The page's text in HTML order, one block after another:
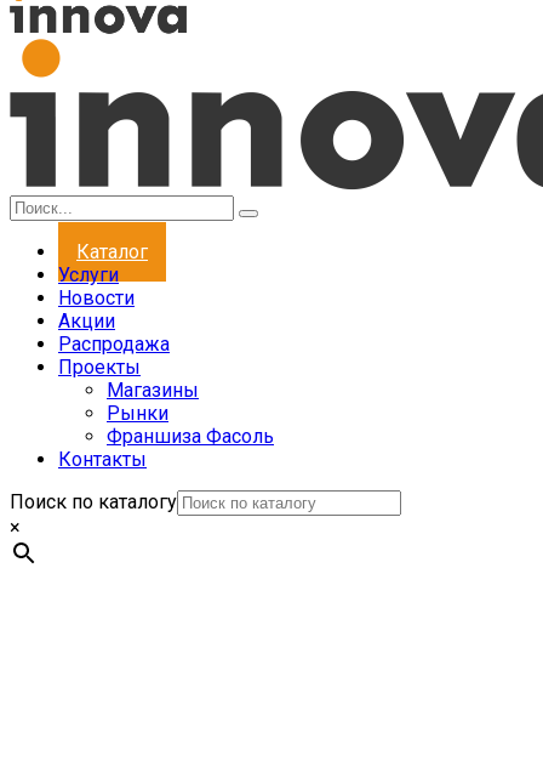
Каталог
Услуги
Новости
Акции
Распродажа
Проекты
Магазины
Рынки
Франшиза Фасоль
Контакты
Поиск по каталогу
×